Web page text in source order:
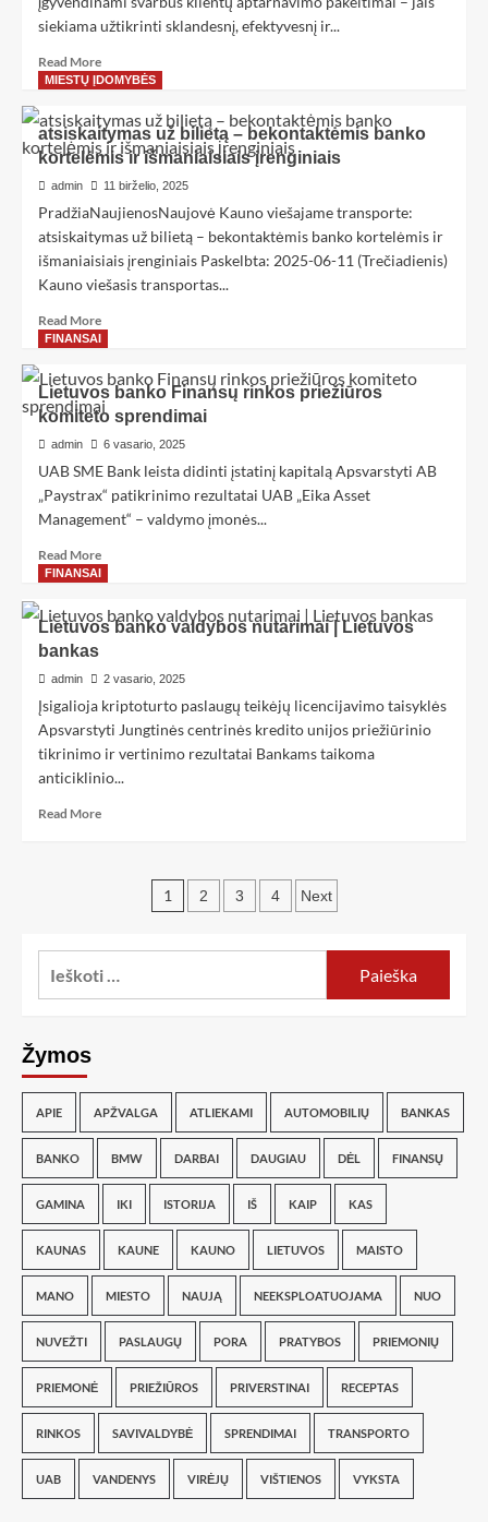
siekiama užtikrinti sklandesnį, efektyvesnį ir...
Read More
MIESTŲ ĮDOMYBĖS
atsiskaitymas už bilietą – bekontaktėmis banko
kortelėmis ir išmaniaisiais įrenginiais
admin 11 birželio, 2025
PradžiaNaujienosNaujovė Kauno viešajame transporte:
atsiskaitymas už bilietą – bekontaktėmis banko kortelėmis ir
išmaniaisiais įrenginiais Paskelbta: 2025-06-11 (Trečiadienis)
Kauno viešasis transportas...
Read More
FINANSAI
Lietuvos banko Finansų rinkos priežiūros
komiteto sprendimai
admin 6 vasario, 2025
UAB SME Bank leista didinti įstatinį kapitalą Apsvarstyti AB
„Paystrax“ patikrinimo rezultatai UAB „Eika Asset
Management“ – valdymo įmonės...
Read More
FINANSAI
Lietuvos banko valdybos nutarimai | Lietuvos
bankas
admin 2 vasario, 2025
Įsigalioja kriptoturto paslaugų teikėjų licencijavimo taisyklės
Apsvarstyti Jungtinės centrinės kredito unijos priežiūrinio
tikrinimo ir vertinimo rezultatai Bankams taikoma
anticiklinio...
Read More
1 2 3 4 Next
Žymos
APIE APŽVALGA ATLIEKAMI AUTOMOBILIŲ BANKAS
BANKO BMW DARBAI DAUGIAU DĖL FINANSŲ
GAMINA IKI ISTORIJA IŠ KAIP KAS
KAUNAS KAUNE KAUNO LIETUVOS MAISTO
MANO MIESTO NAUJĄ NEEKSPLOATUOJAMA NUO
NUVEŽTI PASLAUGŲ PORA PRATYBOS PRIEMONIŲ
PRIEMONĖ PRIEŽIŪROS PRIVERSTINAI RECEPTAS
RINKOS SAVIVALDYBĖ SPRENDIMAI TRANSPORTO
UAB VANDENYS VIRĖJŲ VIŠTIENOS VYKSTA